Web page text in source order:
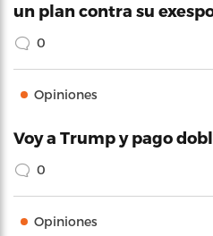
un plan contra su
0
Opiniones
Voy a Trump y pago
0
Opiniones